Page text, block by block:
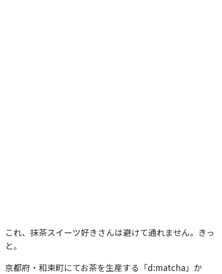
これ、抹茶スイーツ好きさんは避けて通れません。きっ
と。
京都府・和束町にてお茶を生産する「d:matcha」か